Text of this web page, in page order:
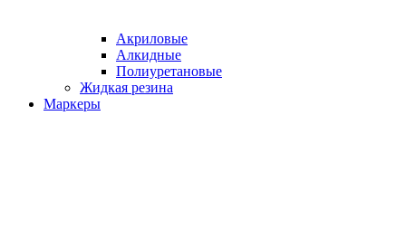
Акриловые
Алкидные
Полиуретановые
Жидкая резина
Маркеры